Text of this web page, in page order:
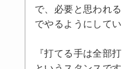
で、必要と思われ
でやるようにしてい
『打てる手は全部